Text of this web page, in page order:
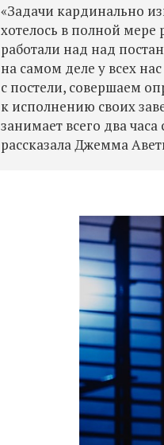
«Задачи кардинально
хотелось в полной мере
работали над над
на самом деле у всех
с постели, совершаем
к исполнению своих
занимает всего два
рассказала Джемма